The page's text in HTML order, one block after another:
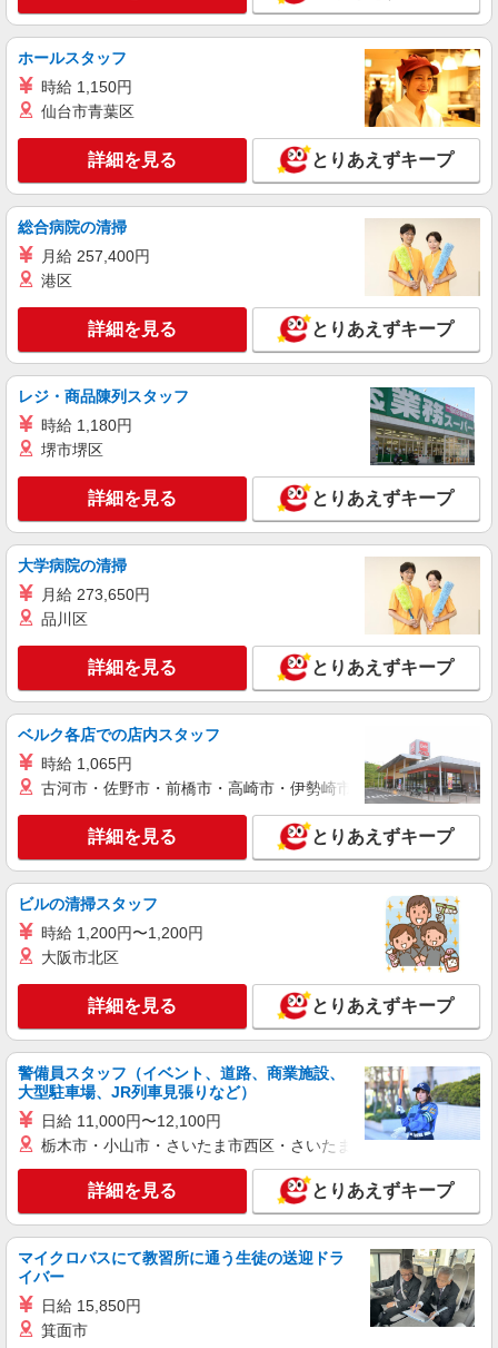
株式会社キャリアパワー
私立大学／大学事務／就職支援／個別面談／書
時給1750円 ※交通費の別途支給あり（規定支
大阪府守口市 ※バイク、自転車通勤も別途交
通費支給あり（規定支給）
キープ 詳細を見る
アルバイト 契約社員
パーソルビジネスプロセスデザイン株式会社
一般事務・OA事務
時給1250円 月収例 191750円+残業代
大阪府守口市
詳細を見る
アルバイト
パーソルビジネスプロセスデザイン株式会社
一般事務・OA事務
時給1200円 月収例 184080円
詳細を見る
パーソルエクセルHRパートナーズ株式会社
発注業務などの事務サポ
時給1,600円〜1,650円（経験・能力による）
大阪府守口市／最寄駅：土居（大阪府）駅、守
口市駅 ※自転車・バイク通勤OK 勤務先名：☆パ
ナソニックグループ☆
キープ 詳細を見る
派遣社員
パーソルエクセルHRパートナーズ株式会社
時給1,500円 ※当社規定あり
大阪府守口市／最寄駅：西三荘駅、守口市駅
勤務先名：パナソニックグループ
キープ 詳細を見る
派遣社員
パーソルエクセルHRパートナーズ株式会社
発注業務などの事務サポ
時給1,650円 当社規定あり
大阪府守口市／最寄駅：土居（大阪府）駅、守
口市駅 ※自転車・バイク通勤OK 勤務先名：☆パ
キープ 詳細を見る
ホールスタッフ
時給 1,150円
仙台市青葉区
詳細を見る とりあえずキープ
総合病院の清掃
月給 257,400円
港区
詳細を見る とりあえずキープ
レジ・商品陳列スタッフ
時給 1,180円
堺市堺区
詳細を見る とりあえずキープ
大学病院の清掃
月給 273,650円
品川区
詳細を見る とりあえずキープ
ベルク各店での店内スタッフ
時給 1,065円
古河市・佐野市・前橋市・高崎市・伊勢崎市・太田市・館林市
詳細を見る とりあえずキープ
ビルの清掃スタッフ
時給 1,200円〜1,200円
大阪市北区
詳細を見る とりあえずキープ
警備員スタッフ（イベント、道路、商業施設、
大型駐車場、JR列車見張りなど）
日給 11,000円〜12,100円
栃木市・小山市・さいたま市西区・さいたま市岩槻区・久喜市・
詳細を見る とりあえずキープ
マイクロバスにて教習所に通う生徒の送迎ドラ
イバー
日給 15,850円
箕面市